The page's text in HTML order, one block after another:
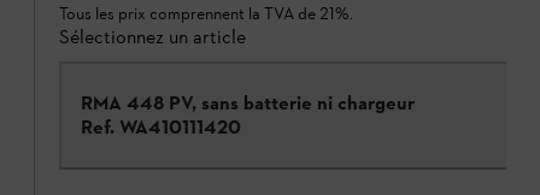
Tous les prix comprennent la TVA de 21%.
Sélectionnez un article
RMA 448 PV, sans batterie ni chargeur
Ref. WA410111420